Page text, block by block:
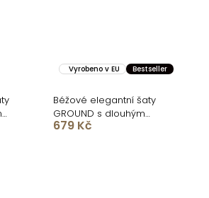
Vyrobeno v EU Bestseller
Béžové elegantní šaty
GROUND s dlouhým
rukávem
679 Kč